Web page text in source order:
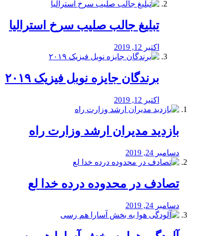
تبلیغ جالب صلیب سرخ استرالیا
اکتبر 12, 2019
برندگان جایزه نوبل فیزیک ۲۰۱۹
اکتبر 12, 2019
بازدید مدیران ارشد وزارت راه
دسامبر 24, 2019
تصادف در محدوده درده خدا لع
دسامبر 24, 2019